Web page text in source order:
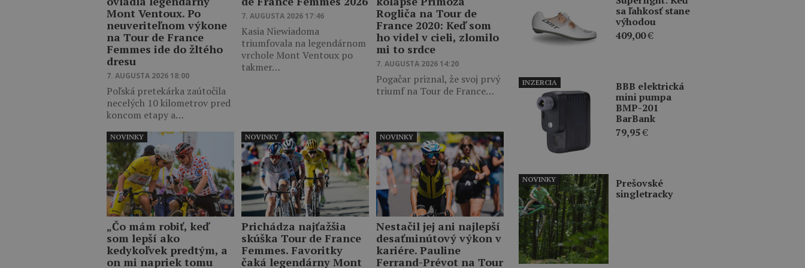
Mont Ventoux. Po
neuveriteľnom výkone
na Tour de France
Femmes ide do žltého
dresu
7. AUGUSTA 2026 18:00
Poľská pretekárka zaútočila
necelých 10 kilometrov pred
koncom etapy a…
7. AUGUSTA 2026 17:46
Kasia Niewiadoma
triumfovala na legendárnom
vrchole Mont Ventoux po
takmer…
Rogliča na Tour de
France 2020: Keď som
ho videl v cieli, zlomilo
mi to srdce
7. AUGUSTA 2026 14:20
Pogačar priznal, že svoj prvý
triumf na Tour de France…
„Čo mám robiť, keď
som lepší ako
kedykoľvek predtým, a
on mi napriek tomu
NOVINKY
Prichádza najťažšia
skúška Tour de France
Femmes. Favoritky
čaká legendárny Mont
NOVINKY
Nestačil jej ani najlepší
desaťminútový výkon v
kariére. Pauline
Ferrand-Prévot na Tour
NOVINKY
sa ľahkosť stane
výhodou
409,00€
BBB elektrická
mini pumpa
BMP-201
BarBank
79,95€
INZERCIA
Prešovské
singletracky
NOVINKY